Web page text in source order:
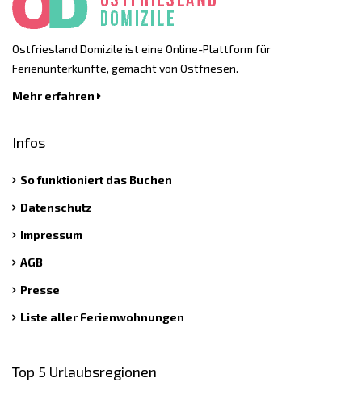
Ostfriesland Domizile ist eine Online-Plattform für
Ferienunterkünfte, gemacht von Ostfriesen.
Mehr erfahren
Infos
So funktioniert das Buchen
Datenschutz
Impressum
AGB
Presse
Liste aller Ferienwohnungen
Top 5 Urlaubsregionen